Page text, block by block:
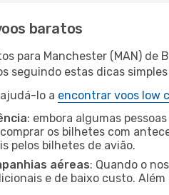
baratos
para Manchester (MAN)
seguindo estas dicas
lo a encontrar voos low
: embora algumas
os bilhetes com
pelos bilhetes de avião.
aéreas: Quando o
e de baixo custo.